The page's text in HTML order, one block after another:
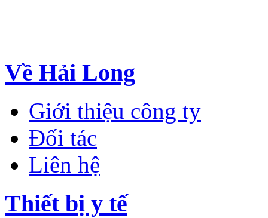
Về Hải Long
Giới thiệu công ty
Đối tác
Liên hệ
Thiết bị y tế